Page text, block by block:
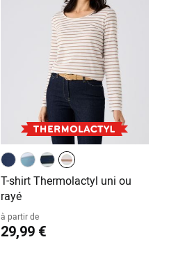
T-shirt Thermolactyl uni ou
rayé
à partir de
29,99 €